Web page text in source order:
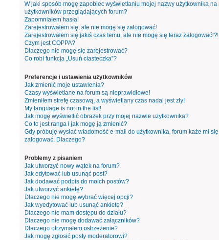
W jaki sposób mogę zapobiec wyświetlaniu mojej nazwy użytkownika na
użytkowników przeglądających forum?
Zapomniałem hasła!
Zarejestrowałem się, ale nie mogę się zalogować!
Zarejestrowałem się jakiś czas temu, ale nie mogę się teraz zalogować!?!
Czym jest COPPA?
Dlaczego nie mogę się zarejestrować?
Co robi funkcja „Usuń ciasteczka”?
Preferencje i ustawienia użytkowników
Jak zmienić moje ustawienia?
Czasy wyświetlane na forum są nieprawidłowe!
Zmieniłem strefę czasową, a wyświetlany czas nadal jest zły!
My language is not in the list!
Jak mogę wyświetlić obrazek przy mojej nazwie użytkownika?
Co to jest ranga i jak mogę ją zmienić?
Gdy próbuję wysłać wiadomość e-mail do użytkownika, forum każe mi się
zalogować. Dlaczego?
Problemy z pisaniem
Jak utworzyć nowy wątek na forum?
Jak edytować lub usunąć post?
Jak dodawać podpis do moich postów?
Jak utworzyć ankietę?
Dlaczego nie mogę wybrać więcej opcji?
Jak wyedytować lub usunąć ankietę?
Dlaczego nie mam dostępu do działu?
Dlaczego nie mogę dodawać załączników?
Dlaczego otrzymałem ostrzeżenie?
Jak mogę zgłosić posty moderatorowi?